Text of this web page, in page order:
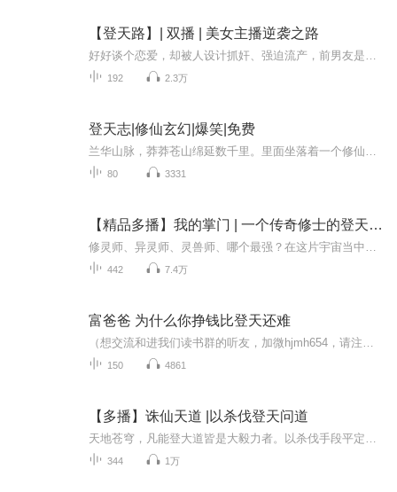
【登天路】| 双播 | 美女主播逆袭之路
192 2.3万
登天志|修仙玄幻|爆笑|免费
80 3331
【精品多播】我的掌门 | 一个传奇修士的登天之路
442 7.4万
富爸爸 为什么你挣钱比登天还难
150 4861
【多播】诛仙天道 |以杀伐登天问道
344 1万